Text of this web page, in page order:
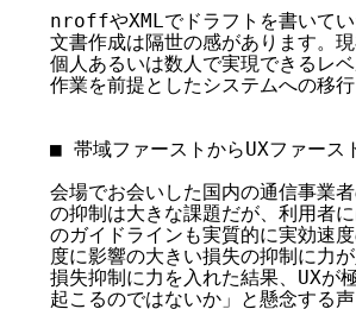
nroffやXMLでドラフトを書いて
文書作成は隔世の感があります。
個人あるいは数人で実現できるレ
作業を前提としたシステムへの移
■ 帯域ファーストからUXファース
会場でお会いした国内の通信事業
の抑制は大きな課題だが、利用者
のガイドラインも実質的に実効速
度に影響の大きい損失の抑制に力
損失抑制に力を入れた結果、UX
起こるのではないか」と懸念する